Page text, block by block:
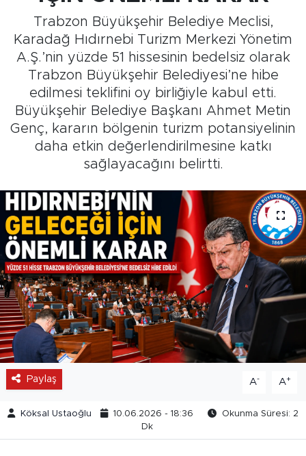
Trabzon Büyükşehir Belediye Meclisi,
Karadağ Hıdırnebi Turizm Merkezi Yönetim
A.Ş.’nin yüzde 51 hissesinin bedelsiz olarak
Trabzon Büyükşehir Belediyesi’ne hibe
edilmesi teklifini oy birliğiyle kabul etti.
Büyükşehir Belediye Başkanı Ahmet Metin
Genç, kararın bölgenin turizm potansiyelinin
daha etkin değerlendirilmesine katkı
sağlayacağını belirtti.
Paylaş A- A+
Köksal Ustaoğlu 10.06.2026 - 18:36
Okunma Süresi: 2
Dk
Medya
Sağlık
Siyaset
Teknoloji
GURBETTEN SILAYA
Foto Galeri
Köşe Yazarları
Manşet
Ulusal Son Dakika Haberleri